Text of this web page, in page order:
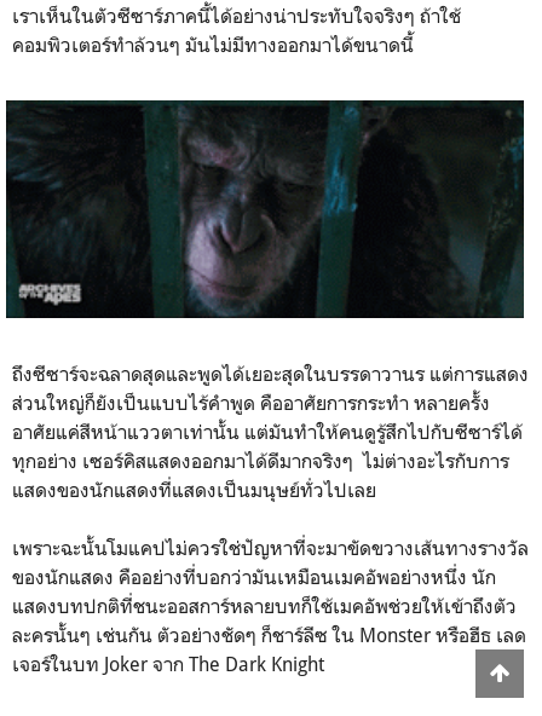
เราเห็นในตัวซีซาร์ภาคนี้ได้อย่างน่าประทับใจจริงๆ ถ้าใช้
คอมพิวเตอร์ทำล้วนๆ มันไม่มีทางออกมาได้ขนาดนี้
ถึงซีซาร์จะฉลาดสุดและพูดได้เยอะสุดในบรรดาวานร แต่การแสดง
ส่วนใหญ่ก็ยังเป็นแบบไร้คำพูด คืออาศัยการกระทำ หลายครั้ง
อาศัยแค่สีหน้าแววตาเท่านั้น แต่มันทำให้คนดูรู้สึกไปกับซีซาร์ได้
ทุกอย่าง เซอร์คิสแสดงออกมาได้ดีมากจริงๆ ไม่ต่างอะไรกับการ
แสดงของนักแสดงที่แสดงเป็นมนุษย์ทั่วไปเลย
เพราะฉะนั้นโมแคปไม่ควรใช่ปัญหาที่จะมาขัดขวางเส้นทางรางวัล
ของนักแสดง คืออย่างที่บอกว่ามันเหมือนเมคอัพอย่างหนึ่ง นัก
แสดงบทปกติที่ชนะออสการ์หลายบทก็ใช้เมคอัพช่วยให้เข้าถึงตัว
ละครนั้นๆ เช่นกัน ตัวอย่างชัดๆ ก็ชาร์ลีซ ใน Monster หรือฮีธ เลด
เจอร์ในบท Joker จาก The Dark Knight